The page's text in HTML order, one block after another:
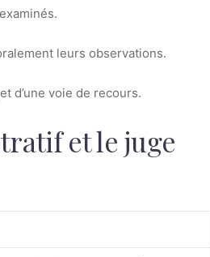
leurs observations.
d’une voie de recours.
et le juge